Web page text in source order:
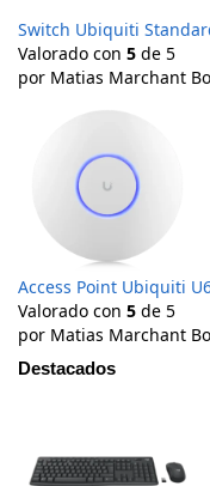
Switch Ubiquiti Standard
Valorado con 5 de 5
por Matias Marchant
Access Point Ubiquiti
Valorado con 5 de 5
por Matias Marchant
Destacados